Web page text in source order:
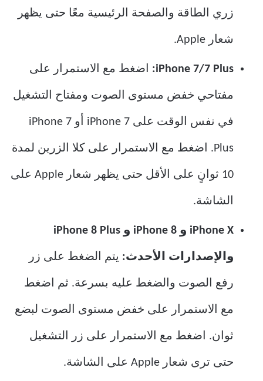
زري الطاقة والصفحة الرئيسية معًا حتى يظهر
شعار Apple.
iPhone 7/7 Plus: اضغط مع الاستمرار على
مفتاحي خفض مستوى الصوت ومفتاح التشغيل
في نفس الوقت على iPhone 7 أو iPhone 7
Plus. اضغط مع الاستمرار على كلا الزرين لمدة
10 ثوانٍ على الأقل حتى يظهر شعار Apple على
الشاشة.
iPhone X و iPhone 8 و iPhone 8 Plus
والإصدارات الأحدث: يتم الضغط على زر
رفع الصوت والضغط عليه بسرعة. ثم اضغط
مع الاستمرار على خفض مستوى الصوت لبضع
ثوان. اضغط مع الاستمرار على زر التشغيل
حتى ترى شعار Apple على الشاشة.